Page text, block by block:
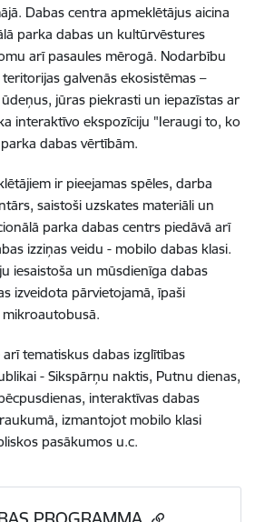
Dabas centra apmeklētājus aicina
parka dabas un kultūrvēstures
arī pasaules mērogā. Nodarbību
galvenās ekosistēmas –
jūras piekrasti un iepazīstas ar
interaktīvo ekspozīciju "Ieraugi to, ko
dabas vērtībām.
ir pieejamas spēles, darba
saistoši uzskates materiāli un
parka dabas centrs piedāvā arī
izziņas veidu - mobilo dabas klasi.
iesaistoša un mūsdienīga dabas
izveidota pārvietojamā, īpaši
tematiskus dabas izglītības
- Sikspārņu naktis, Putnu dienas,
interaktīvas dabas
izmantojot mobilo klasi
pasākumos u.c.